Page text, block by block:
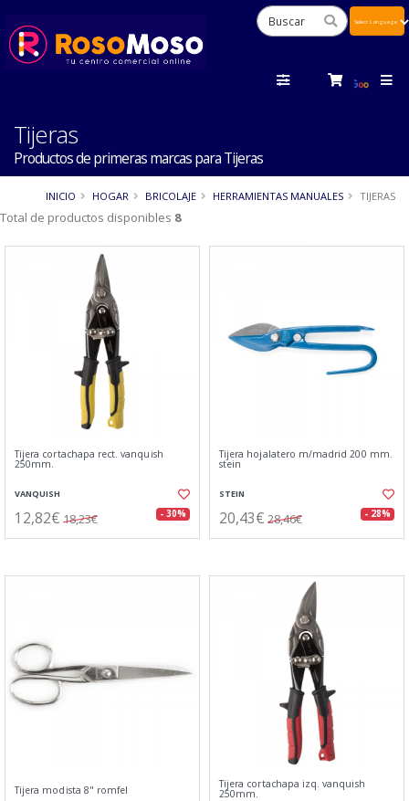
Tijeras
Productos de primeras marcas para Tijeras
INICIO HOGAR BRICOLAJE HERRAMIENTAS MANUALES TIJERAS
Total de productos disponibles 8
Tijera cortachapa rect. vanquish
250mm.
VANQUISH
12,82€ 18,23€ - 30%
Tijera hojalatero m/madrid 200 mm.
stein
STEIN
20,43€ 28,46€ - 28%
Tijera modista 8" romfel Tijera cortachapa izq. vanquish
250mm.